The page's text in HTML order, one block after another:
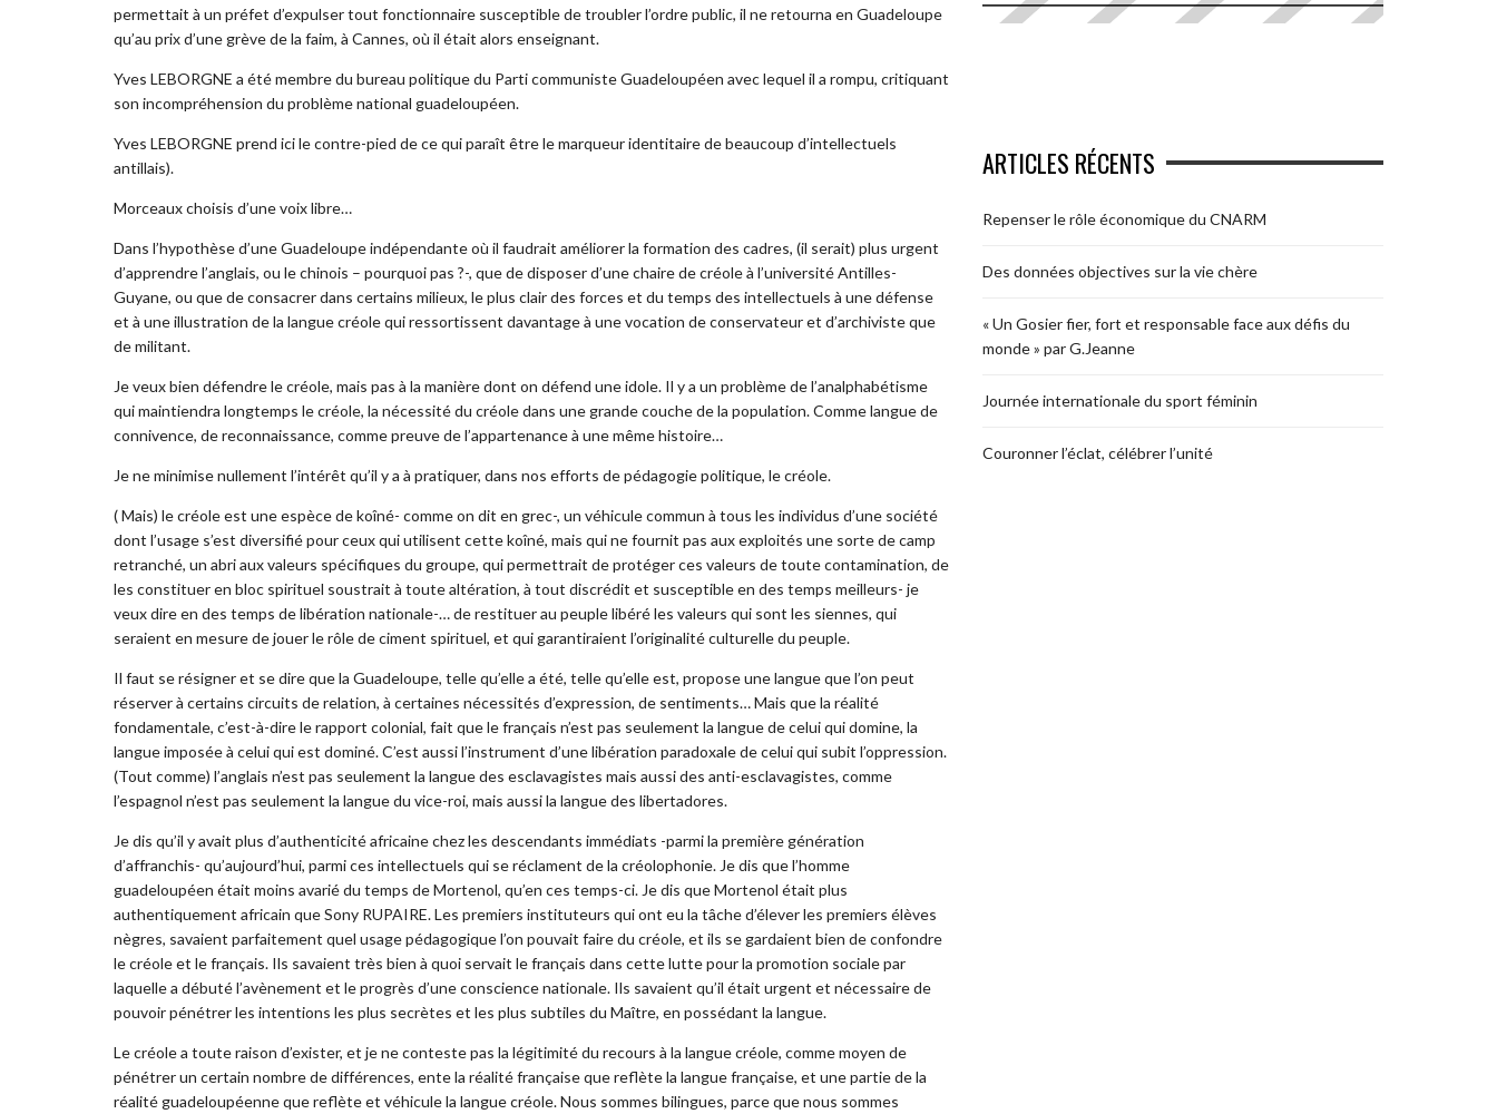
permettait à un préfet d’expulser tout fonctionnaire susceptible de troubler l’ordre public, il ne retourna en Guadeloupe
qu’au prix d’une grève de la faim, à Cannes, où il était alors enseignant.
Yves LEBORGNE a été membre du bureau politique du Parti communiste Guadeloupéen avec lequel il a rompu, critiquant
son incompréhension du problème national guadeloupéen.
Yves LEBORGNE prend ici le contre-pied de ce qui paraît être le marqueur identitaire de beaucoup d’intellectuels
antillais).
Morceaux choisis d’une voix libre…
Dans l’hypothèse d’une Guadeloupe indépendante où il faudrait améliorer la formation des cadres, (il serait) plus urgent
d’apprendre l’anglais, ou le chinois – pourquoi pas ?-, que de disposer d’une chaire de créole à l’université Antilles-
Guyane, ou que de consacrer dans certains milieux, le plus clair des forces et du temps des intellectuels à une défense
et à une illustration de la langue créole qui ressortissent davantage à une vocation de conservateur et d’archiviste que
de militant.
Je veux bien défendre le créole, mais pas à la manière dont on défend une idole. Il y a un problème de l’analphabétisme
qui maintiendra longtemps le créole, la nécessité du créole dans une grande couche de la population. Comme langue de
connivence, de reconnaissance, comme preuve de l’appartenance à une même histoire…
Je ne minimise nullement l’intérêt qu’il y a à pratiquer, dans nos efforts de pédagogie politique, le créole.
( Mais) le créole est une espèce de koîné- comme on dit en grec-, un véhicule commun à tous les individus d’une société
dont l’usage s’est diversifié pour ceux qui utilisent cette koîné, mais qui ne fournit pas aux exploités une sorte de camp
retranché, un abri aux valeurs spécifiques du groupe, qui permettrait de protéger ces valeurs de toute contamination, de
les constituer en bloc spirituel soustrait à toute altération, à tout discrédit et susceptible en des temps meilleurs- je
veux dire en des temps de libération nationale-… de restituer au peuple libéré les valeurs qui sont les siennes, qui
seraient en mesure de jouer le rôle de ciment spirituel, et qui garantiraient l’originalité culturelle du peuple.
Il faut se résigner et se dire que la Guadeloupe, telle qu’elle a été, telle qu’elle est, propose une langue que l’on peut
réserver à certains circuits de relation, à certaines nécessités d’expression, de sentiments… Mais que la réalité
fondamentale, c’est-à-dire le rapport colonial, fait que le français n’est pas seulement la langue de celui qui domine, la
langue imposée à celui qui est dominé. C’est aussi l’instrument d’une libération paradoxale de celui qui subit l’oppression.
(Tout comme) l’anglais n’est pas seulement la langue des esclavagistes mais aussi des anti-esclavagistes, comme
l’espagnol n’est pas seulement la langue du vice-roi, mais aussi la langue des libertadores.
Je dis qu’il y avait plus d’authenticité africaine chez les descendants immédiats -parmi la première génération
d’affranchis- qu’aujourd’hui, parmi ces intellectuels qui se réclament de la créolophonie. Je dis que l’homme
guadeloupéen était moins avarié du temps de Mortenol, qu’en ces temps-ci. Je dis que Mortenol était plus
authentiquement africain que Sony RUPAIRE. Les premiers instituteurs qui ont eu la tâche d’élever les premiers élèves
nègres, savaient parfaitement quel usage pédagogique l’on pouvait faire du créole, et ils se gardaient bien de confondre
le créole et le français. Ils savaient très bien à quoi servait le français dans cette lutte pour la promotion sociale par
laquelle a débuté l’avènement et le progrès d’une conscience nationale. Ils savaient qu’il était urgent et nécessaire de
pouvoir pénétrer les intentions les plus secrètes et les plus subtiles du Maître, en possédant la langue.
Le créole a toute raison d’exister, et je ne conteste pas la légitimité du recours à la langue créole, comme moyen de
pénétrer un certain nombre de différences, ente la réalité française que reflète la langue française, et une partie de la
réalité guadeloupéenne que reflète et véhicule la langue créole. Nous sommes bilingues, parce que nous sommes
ARTICLES RÉCENTS
Repenser le rôle économique du CNARM
Des données objectives sur la vie chère
« Un Gosier fier, fort et responsable face aux défis du
monde » par G.Jeanne
Journée internationale du sport féminin
Couronner l’éclat, célébrer l’unité